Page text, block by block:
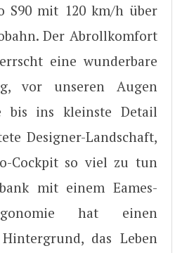
S90 mit 120 km/h über
Der Abrollkomfort
eine wunderbare
vor unseren Augen
bis ins kleinste Detail
Designer-Landschaft,
Cockpit so viel zu tun
mit einem Eames-
hat einen
das Leben